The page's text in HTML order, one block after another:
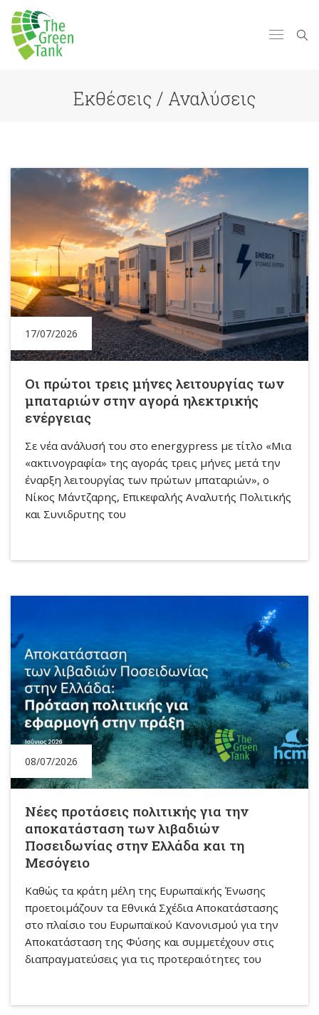
Εκθέσεις / Αναλύσεις
17/07/2026
Οι πρώτοι τρεις μήνες λειτουργίας των
μπαταριών στην αγορά ηλεκτρικής
ενέργειας
Σε νέα ανάλυσή του στο energypress με τίτλο «Μια
«ακτινογραφία» της αγοράς τρεις μήνες μετά την
έναρξη λειτουργίας των πρώτων μπαταριών», ο
Νίκος Μάντζαρης, Επικεφαλής Αναλυτής Πολιτικής
και Συνιδρυτης του
08/07/2026
Νέες προτάσεις πολιτικής για την
αποκατάσταση των λιβαδιών
Ποσειδωνίας στην Ελλάδα και τη
Μεσόγειο
Καθώς τα κράτη μέλη της Ευρωπαϊκής Ένωσης
προετοιμάζουν τα Εθνικά Σχέδια Αποκατάστασης
στο πλαίσιο του Ευρωπαϊκού Κανονισμού για την
Αποκατάσταση της Φύσης και συμμετέχουν στις
διαπραγματεύσεις για τις προτεραιότητες του